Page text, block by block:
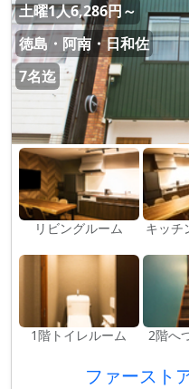
土曜1人6,286円～
徳島・阿南・日和佐
7名迄
リビングルーム キッチ
1階トイレルーム 2階へ
ファースト